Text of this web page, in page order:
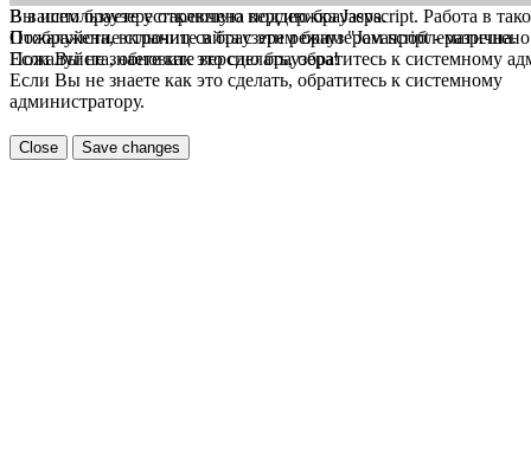
В вашем браузере отключена поддержка Jasvscript. Работа в
Пожалуйста, включите в браузере режим "Javascript -
Если Вы не знаете как это сделать, обратитесь к системному
Вы используете устаревшую версию браузера.
Отображение страниц сайта с этим браузером проблематична.
Пожалуйста, обновите версию браузера!
Если Вы не знаете как это сделать, обратитесь к системному
администратору.
Close Save changes